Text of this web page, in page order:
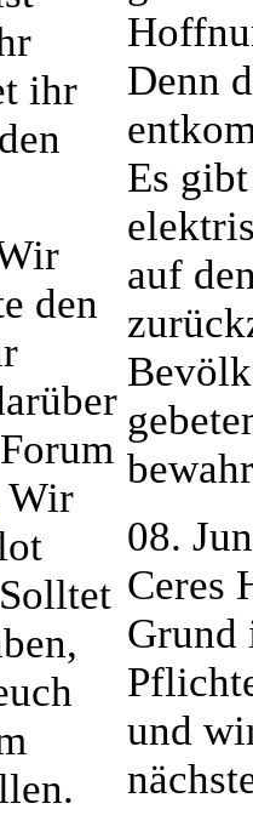
ihr
den
Wir
Denn
Es
auf
08.
Ceres
Grund
und